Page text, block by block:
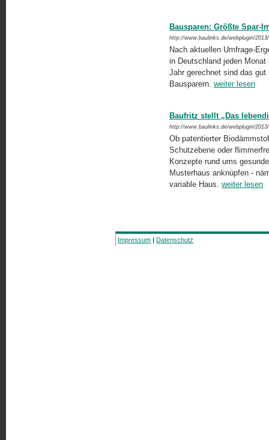
Bausparen: Größte Spar-
http://www.baulinks.de/webplugin/
Nach aktuellen Umfrage-
in Deutschland jeden
Jahr gerechnet sind das
Bausparern. weiter lesen
Baufritz stellt „Das
http://www.baulinks.de/webplugin/
Ob patentierter
Schutzebene oder
Konzepte rund ums
Musterhaus anknüpfen -
variable Haus. weiter lesen
Impressum | Datenschutz